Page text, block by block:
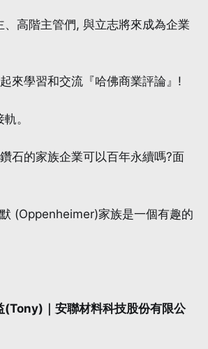
、高階主管們, 與立志將來成為企業
來學習和交流『哈佛商業評論』!
。
石的家族企業可以百年永續嗎?面
(Oppenheimer)家族是一個有趣的
(Tony)｜安聯材料科技股份有限公